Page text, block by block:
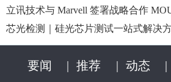
立讯技术与 Marvell 签署战略合作
生态
芯光检测｜硅光芯片测试一站式解决
展
要闻
| 推荐 | 动态 |